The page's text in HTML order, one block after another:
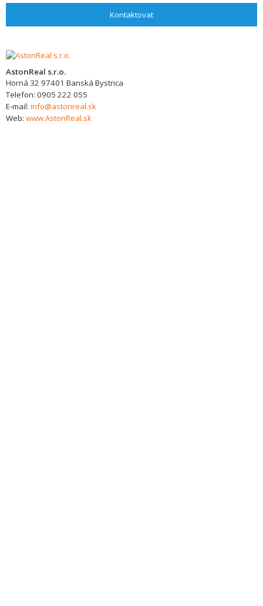
Kontaktovat
AstonReal s.r.o.
Horná 32 97401 Banská Bystrica
Telefon: 0905 222 055
E-mail: info@astonreal.sk
Web: www.AstonReal.sk